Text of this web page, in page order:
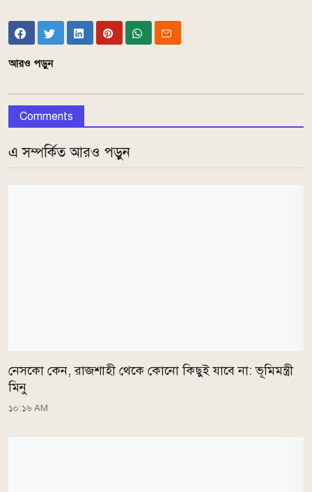
আরও পড়ুন
Comments
এ সম্পর্কিত আরও পড়ুন
নেসকো কেন, রাজশাহী থেকে কোনো কিছুই যাবে না: ভূমিমন্ত্রী
মিনু
১০:১৬ AM